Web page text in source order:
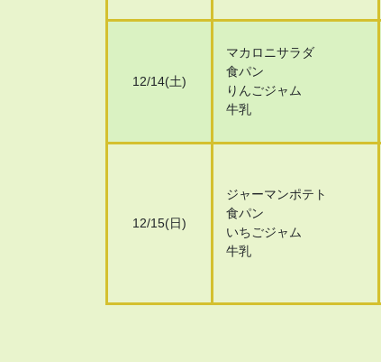
12/14(土)
マカロニサラダ
食パン
りんごジャム
牛乳
12/15(日)
ジャーマンポテト
食パン
いちごジャム
牛乳